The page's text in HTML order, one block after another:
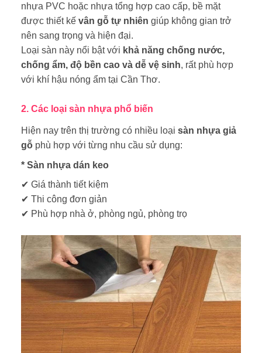
nhựa PVC hoặc nhựa tổng hợp cao cấp, bề mặt
được thiết kế vân gỗ tự nhiên giúp không gian trở
nên sang trọng và hiện đại.
Loại sàn này nổi bật với khả năng chống nước,
chống ẩm, độ bền cao và dễ vệ sinh, rất phù hợp
với khí hậu nóng ẩm tại Cần Thơ.
2. Các loại sàn nhựa phổ biến
Hiện nay trên thị trường có nhiều loại sàn nhựa giả
gỗ phù hợp với từng nhu cầu sử dụng:
* Sàn nhựa dán keo
✔ Giá thành tiết kiệm
✔ Thi công đơn giản
✔ Phù hợp nhà ở, phòng ngủ, phòng trọ